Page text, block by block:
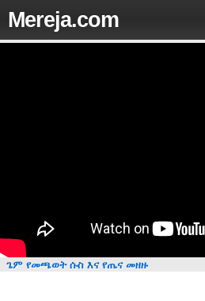
Mereja.com
ጌም የመጫወት ሱስ እና የጤና መዘዙ